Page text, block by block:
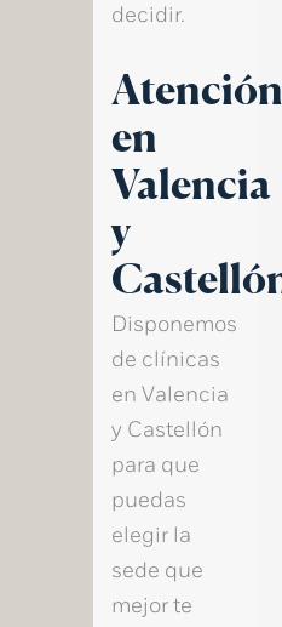
decidir.
Atención
en
Valencia
y
Disponemos
de clínicas
en Valencia
y Castellón
para que
puedas
elegir la
sede que
mejor te